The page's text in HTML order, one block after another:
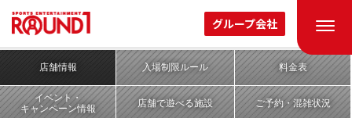
グループ会社
ラウンドワンスタジアム
堺駅前店(スポッチャ/ギガクレーンゲームスタジアム)
店舗情報 入場制限ルール 料金表
イベント・
キャンペーン情報
店舗で遊べる施設 ご予約・混雑状況